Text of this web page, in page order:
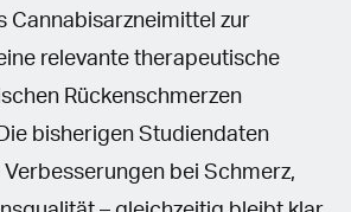
Cannabisarzneimittel zur
relevante therapeutische
Rückenschmerzen
bisherigen Studiendaten
bei Schmerz,